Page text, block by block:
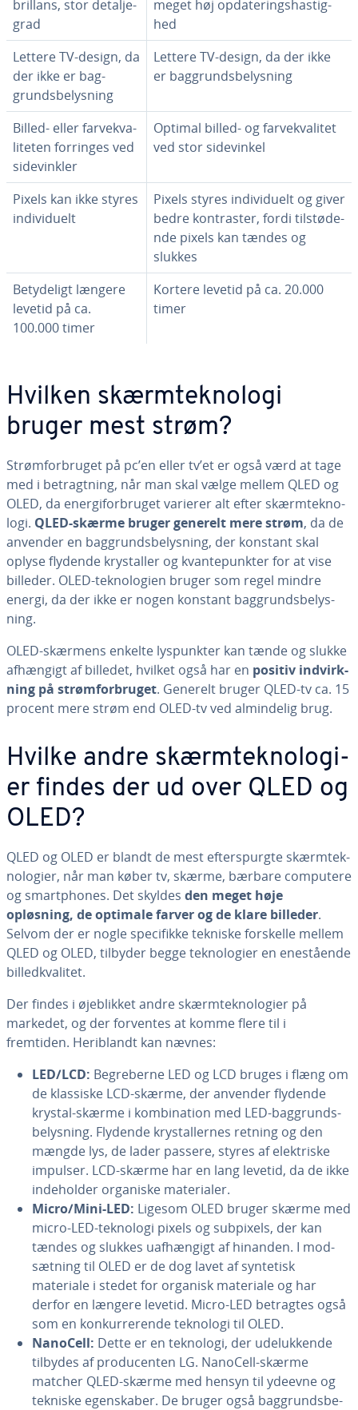
bril­lans, stor de­tal­je­
grad
meget høj op­da­te­rings­hastig­
hed
Lettere TV-design, da
der ikke er bag­
grunds­be­lys­ning
Lettere TV-design, da der ikke
er bag­grunds­be­lys­ning
Billed- eller far­ve­kva­
li­te­ten forringes ved
si­de­vink­ler
Optimal billed- og far­ve­kva­li­tet
ved stor si­de­vin­kel
Pixels kan ikke styres
in­di­vi­du­elt
Pixels styres in­di­vi­du­elt og giver
bedre kon­tra­ster, fordi til­stø­de­
n­de pixels kan tændes og
slukkes
Be­ty­de­ligt længere
levetid på ca.
100.000 timer
Kortere levetid på ca. 20.000
timer
Hvilken skærm­tek­no­lo­gi
bruger mest strøm?
Strøm­for­bru­get på pc’en eller tv’et er også værd at tage
med i be­tragt­ning, når man skal vælge mellem QLED og
OLED, da ener­gi­for­bru­get varierer alt efter skærm­tek­no­
lo­gi. QLED-skærme bruger generelt mere strøm, da de
anvender en bag­grunds­be­lys­ning, der konstant skal
oplyse flydende krystal­ler og kvan­te­punk­ter for at vise
billeder. OLED-tek­no­lo­gi­en bruger som regel mindre
energi, da der ikke er nogen konstant bag­grunds­be­lys­
ning.
OLED-skærmens enkelte lys­punk­ter kan tænde og slukke
afhængigt af billedet, hvilket også har en positiv ind­virk­
ning på strøm­for­bru­get. Generelt bruger QLED-tv ca. 15
procent mere strøm end OLED-tv ved al­min­de­lig brug.
Hvilke andre skærm­tek­no­lo­gi­
er findes der ud over QLED og
OLED?
QLED og OLED er blandt de mest ef­ter­s­purg­te skærm­tek­
no­lo­gi­er, når man køber tv, skærme, bærbare computere
og smartp­ho­nes. Det skyldes den meget høje
opløsning, de optimale farver og de klare billeder.
Selvom der er nogle spe­ci­fik­ke tekniske forskelle mellem
QLED og OLED, tilbyder begge tek­no­lo­gi­er en ene­stå­en­de
bil­led­kva­li­tet.
Der findes i øje­blik­ket andre skærm­tek­no­lo­gi­er på
markedet, og der forventes at komme flere til i
fremtiden. Her­i­blandt kan nævnes:
LED/LCD: Be­gre­ber­ne LED og LCD bruges i flæng om
de klassiske LCD-skærme, der anvender flydende
krystal-skærme i kom­bi­na­tion med LED-bag­grunds­
be­lys­ning. Flydende krystal­ler­nes retning og den
mængde lys, de lader passere, styres af elek­tri­ske
impulser. LCD-skærme har en lang levetid, da de ikke
in­de­hol­der organiske ma­te­ri­a­ler.
Micro/Mini-LED: Ligesom OLED bruger skærme med
micro-LED-teknologi pixels og subpixels, der kan
tændes og slukkes uaf­hæn­gigt af hinanden. I mod­
sæt­ning til OLED er de dog lavet af syntetisk
materiale i stedet for organisk materiale og har
derfor en længere levetid. Micro-LED betragtes også
som en kon­kur­re­ren­de teknologi til OLED.
NanoCell: Dette er en teknologi, der ude­luk­ken­de
tilbydes af pro­du­cen­ten LG. NanoCell-skærme
matcher QLED-skærme med hensyn til ydeevne og
tekniske egen­ska­ber. De bruger også bag­grunds­be­